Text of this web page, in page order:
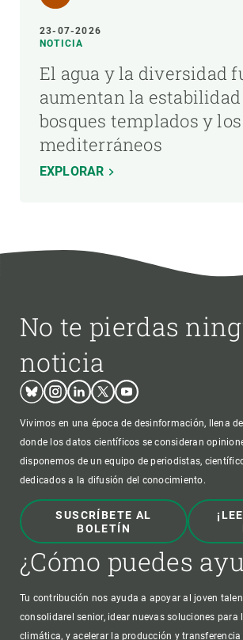
23-07-2026
NOTICIA
El agua y la diversidad
aumentan la estabilidad
bosques templados y los
mediterráneos
EXPLORAR
No te pierdas
noticia
BlueskyInstagram
LinkedinTwitterYoutube
Vivimos en una época de desinformación, llena
donde los datos científicos se consideran
disponemos de un equipo de periodistas,
dedicados a la difusión del conocimiento.
SUSCRÍBETE AL
BOLETÍN
¿Cómo puedes
Tu contribución nos ayuda a apoyar al joven
consolidarel senior, idear nuevas soluciones para
climática, y acelerar la producción y transferencia